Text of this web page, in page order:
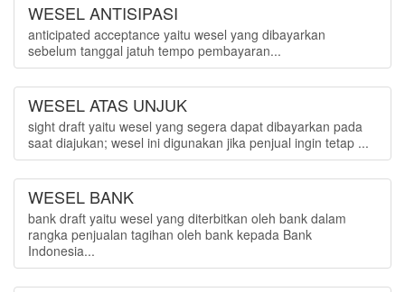
WESEL ANTISIPASI
anticipated acceptance yaitu wesel yang dibayarkan
sebelum tanggal jatuh tempo pembayaran...
WESEL ATAS UNJUK
sight draft yaitu wesel yang segera dapat dibayarkan pada
saat diajukan; wesel ini digunakan jika penjual ingin tetap ...
WESEL BANK
bank draft yaitu wesel yang diterbitkan oleh bank dalam
rangka penjualan tagihan oleh bank kepada Bank
Indonesia...